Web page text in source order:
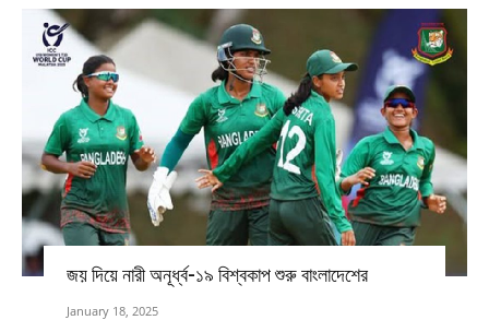
জয় দিয়ে নারী অনূর্ধ্ব-১৯ বিশ্বকাপ শুরু বাংলাদেশের
January 18, 2025